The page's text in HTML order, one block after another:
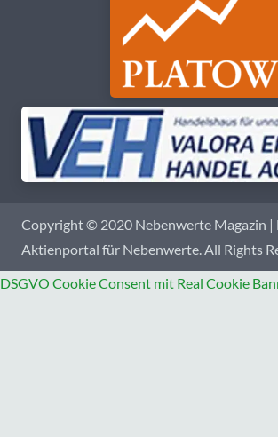
Copyright © 2020 Nebenwerte Magazin |
Aktienportal für Nebenwerte. All Rights
DSGVO Cookie Consent mit Real Cookie